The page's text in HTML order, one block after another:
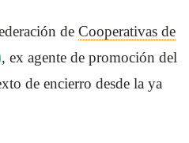
de Cooperativas de
, ex agente de promoción del
de encierro desde la ya